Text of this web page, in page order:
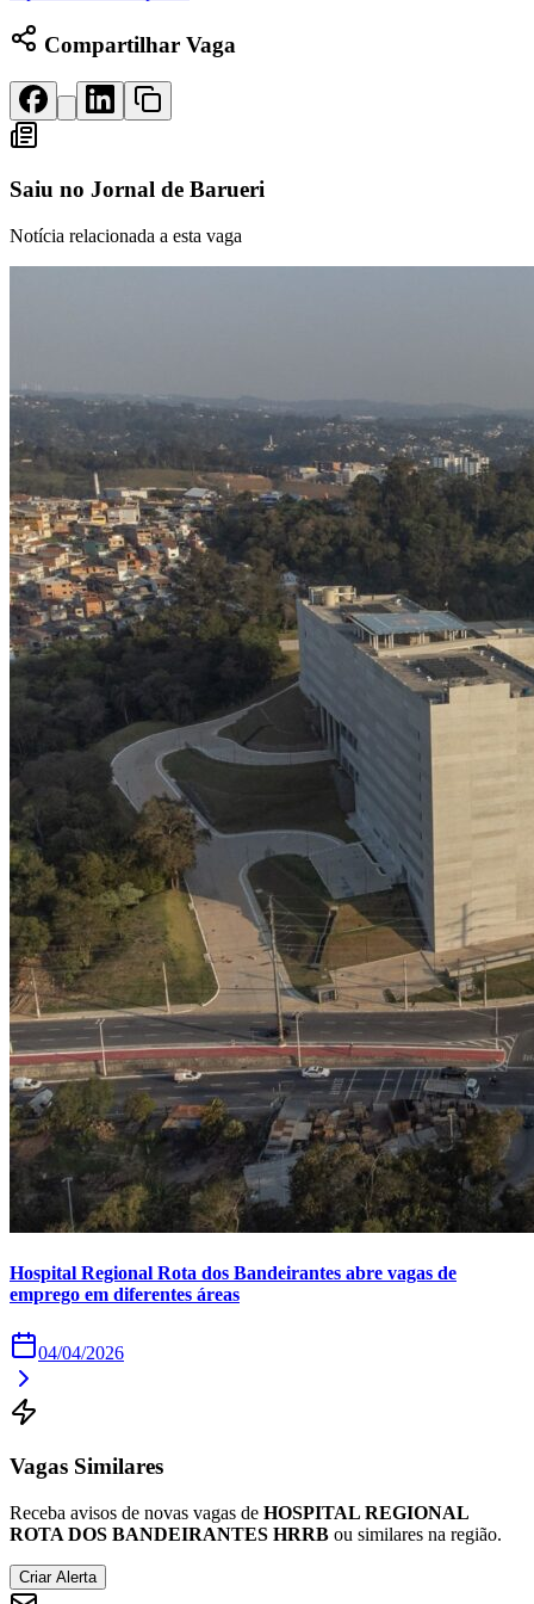
Para Sua Empresa
Anuncie Regional
Guia de Empresas
Vagas na Região
Selo Verificado
Agenda de Vestibulares
Para Sua Empresa
Anuncie no Portal
Verificar Empresa
Novo
Anunciar VagasNovo
Publicidade Legal
NBA
NFL
Fórmula 1
UFC
Tênis (ATP)
MLB
NHL
Atletismo
Vôlei
Competições de Futebol
Brasileirão Série A
Brasileirão Série B
Paulistão
Copa do Brasil
Libertadores
Sul-Americana
Copa América
Champions League
Premier League
La Liga
Bundesliga
Mundial 2026
Times - Ir direto
Compartilhar Vaga
Saiu no Jornal de Barueri
Notícia relacionada a esta vaga
Hospital Regional Rota dos Bandeirantes abre vagas de
emprego em diferentes áreas
04/04/2026
Vagas Similares
Receba avisos de novas vagas de HOSPITAL REGIONAL
ROTA DOS BANDEIRANTES HRRB ou similares na região.
Criar Alerta